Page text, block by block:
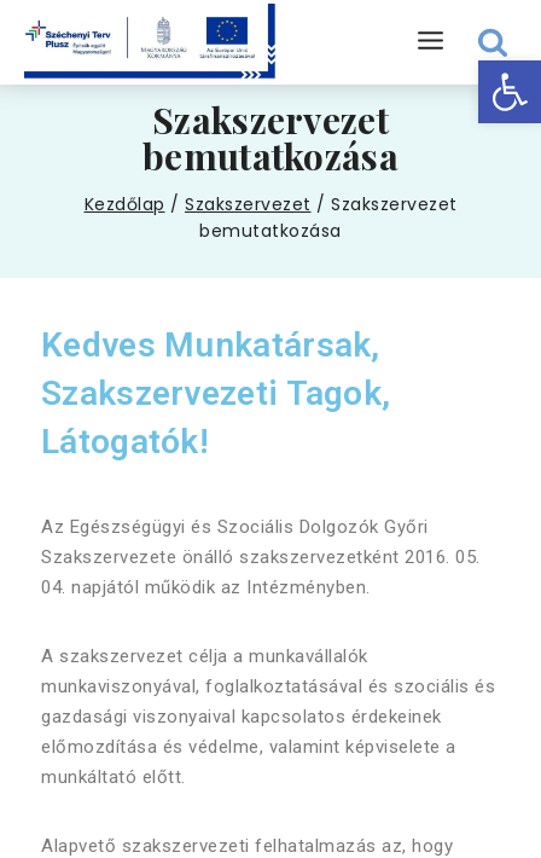
Szakszervezet
bemutatkozása
Kezdőlap / Szakszervezet / Szakszervezet
bemutatkozása
Kedves Munkatársak,
Szakszervezeti Tagok,
Látogatók!
Az Egészségügyi és Szociális Dolgozók Győri
Szakszervezete önálló szakszervezetként 2016. 05.
04. napjától működik az Intézményben.
A szakszervezet célja a munkavállalók
munkaviszonyával, foglalkoztatásával és szociális és
gazdasági viszonyaival kapcsolatos érdekeinek
előmozdítása és védelme, valamint képviselete a
munkáltató előtt.
Alapvető szakszervezeti felhatalmazás az, hogy